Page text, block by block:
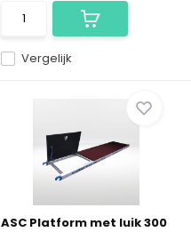
Vergelijk
ASC Platform met luik 300